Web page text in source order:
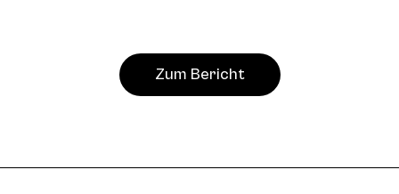
Zum Bericht